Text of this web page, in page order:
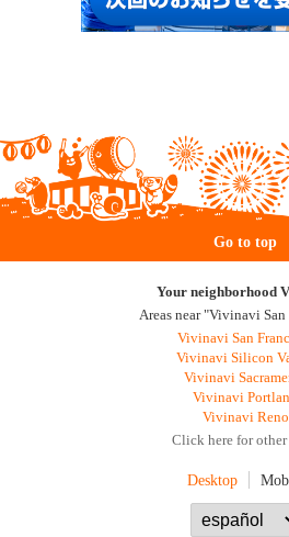
Go to top
Your neighborhood
Areas near "Vivinavi
Vivinavi San
Vivinavi Silicon
Vivinavi
Vivinavi
Vivinavi Reno
Click here for other
Desktop